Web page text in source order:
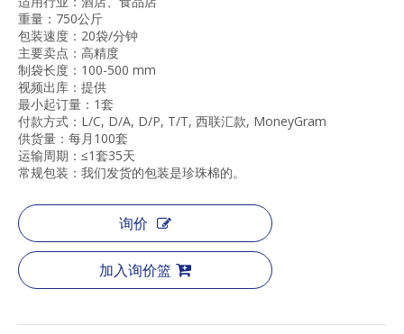
重量：750公斤
包装速度：20袋/分钟
主要卖点：高精度
制袋长度：100-500 mm
视频出库：提供
最小起订量：1套
付款方式：L/C, D/A, D/P, T/T, 西联汇款, MoneyGram
供货量：每月100套
运输周期：≤1套35天
常规包装：我们发货的包装是珍珠棉的。
询价
加入询价篮